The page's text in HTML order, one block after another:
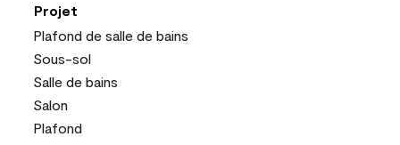
Projet
Plafond de salle de bains
Sous-sol
Salle de bains
Salon
Plafond